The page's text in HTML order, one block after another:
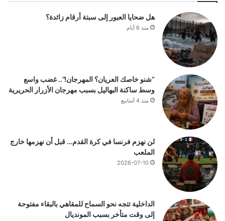
هل ضحايا العبور إلى سبتة أرقام زائدة؟
منذ 6 أيام
“شنو خاصك العريان؟ المهرجان!”.. غضب واسع
وسط ساكنة البهاليل بسبب مهرجان الأزرار الحريرية
منذ 4 أسابيع
لن نهزم فرنسا في كرة القدم… قبل أن نهزمها خارج
الملعب
2026-07-10
الداخلية تتجه نحو السماح للمقاهي بالبقاء مفتوحة
إلى وقت متأخر بسبب المونديال